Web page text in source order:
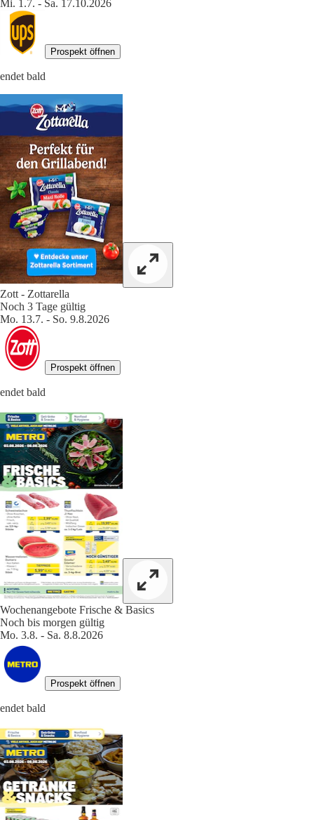
Mi. 1.7. - Sa. 17.10.2026
Prospekt öffnen
endet bald
Zott - Zottarella
Noch 3 Tage gültig
Mo. 13.7. - So. 9.8.2026
Prospekt öffnen
endet bald
Wochenangebote Frische & Basics
Noch bis morgen gültig
Mo. 3.8. - Sa. 8.8.2026
Prospekt öffnen
endet bald